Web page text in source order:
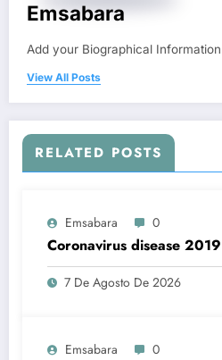
Emsabara
Add your Biographical
View All Posts
RELATED POSTS
Emsabara 0
Coronavirus disease 2019
7 De Agosto De 2026
Emsabara 0